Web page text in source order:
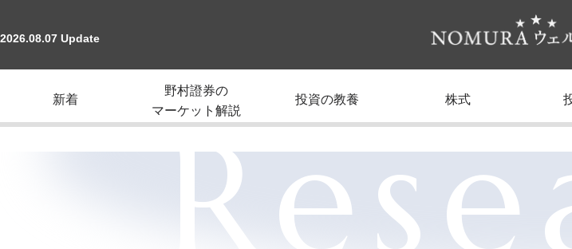
2026.08.07 Update
新着
野村證券の
マーケット解説
投資の教養 株式